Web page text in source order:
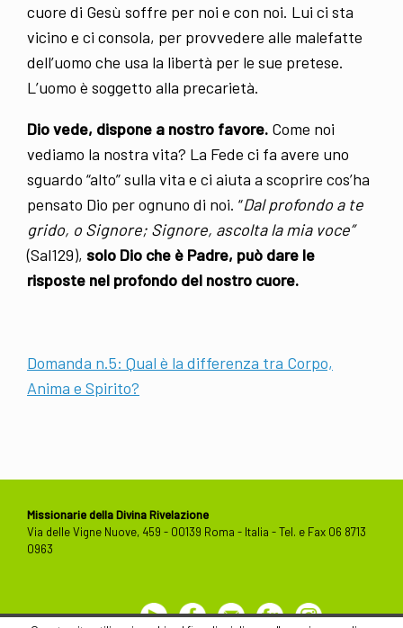
cuore di Gesù soffre per noi e con noi. Lui ci sta
vicino e ci consola, per provvedere alle malefatte
dell’uomo che usa la libertà per le sue pretese.
L’uomo è soggetto alla precarietà.
Dio vede, dispone a nostro favore. Come noi
vediamo la nostra vita? La Fede ci fa avere uno
sguardo “alto” sulla vita e ci aiuta a scoprire cos’ha
pensato Dio per ognuno di noi. “Dal profondo a te
grido, o Signore; Signore, ascolta la mia voce”
(Sal129), solo Dio che è Padre, può dare le
risposte nel profondo del nostro cuore.
Domanda n.5: Qual è la differenza tra Corpo,
Anima e Spirito?
Missionarie della Divina Rivelazione
Via delle Vigne Nuove, 459 - 00139 Roma - Italia - Tel. e Fax 06 8713
0963
YoutubeFacebook
ContactFlickrInstagram